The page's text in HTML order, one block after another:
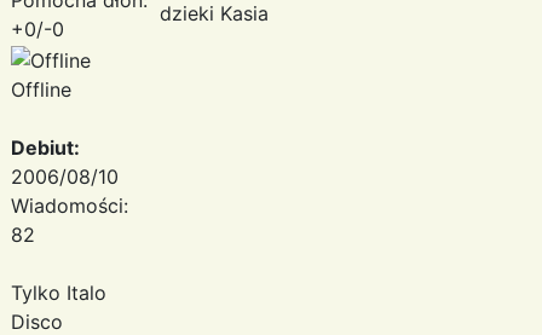
+0/-0
Offline
Debiut:
2006/08/10
Wiadomości:
82
Tylko Italo
Disco
dzieki Kasia